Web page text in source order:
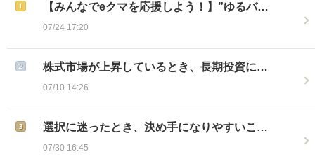
【みんなでeクマを応援しよう！】”ゆるバ…
07/24 17:20
株式市場が上昇しているとき、長期投資に…
07/10 14:26
選択に迷ったとき、決め手になりやすいこ…
07/30 16:45